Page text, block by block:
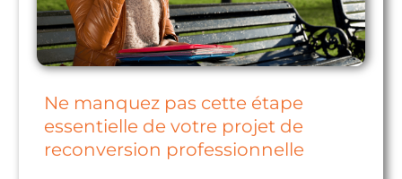
Ne manquez pas cette étape
essentielle de votre projet de
reconversion professionnelle